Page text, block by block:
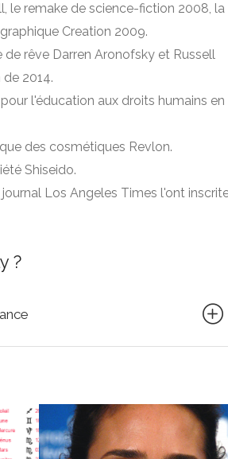
le remake de science-fiction 2008, la
Creation 2009.
rêve Darren Aronofsky et Russell
2014.
l'éducation aux droits humains en
des cosmétiques Revlon.
Shiseido.
Los Angeles Times l'ont
?